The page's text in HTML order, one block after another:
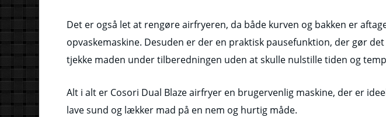
Det er også let at rengøre airfryeren, da både kurven og bakken er
opvaskemaskine. Desuden er der en praktisk pausefunktion, der gør
tjekke maden under tilberedningen uden at skulle nulstille tiden og
Alt i alt er Cosori Dual Blaze airfryer en brugervenlig maskine, der er
lave sund og lækker mad på en nem og hurtig måde.